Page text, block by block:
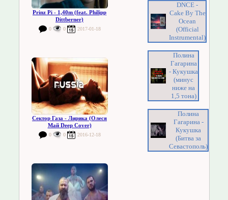
Prinz Pi - 1,40m (feat. Philipp
Dittberner)
0 0 2017-01-18
Сектор Газа - Лирика (Олеся
Май Deep Cover)
0 0 2016-12-18
DNCE -
Cake By The
Ocean
(Official
Instrumental)
Полина
Гагарина
- Кукушка
(минус
ниже на
1,5 тона)
Полина
Гагарина -
Кукушка
(Битва за
Севастополь)